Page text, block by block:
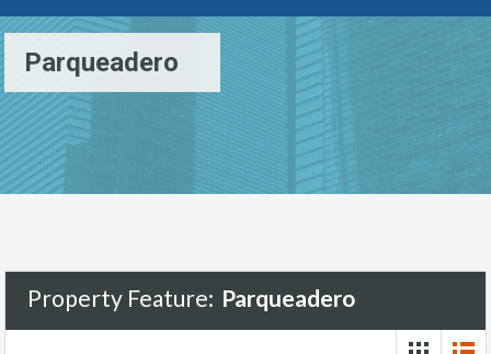
Parqueadero
Property Feature: Parqueadero